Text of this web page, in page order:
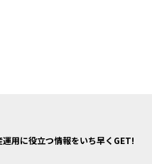
運用に役立つ情報をいち早くGET!